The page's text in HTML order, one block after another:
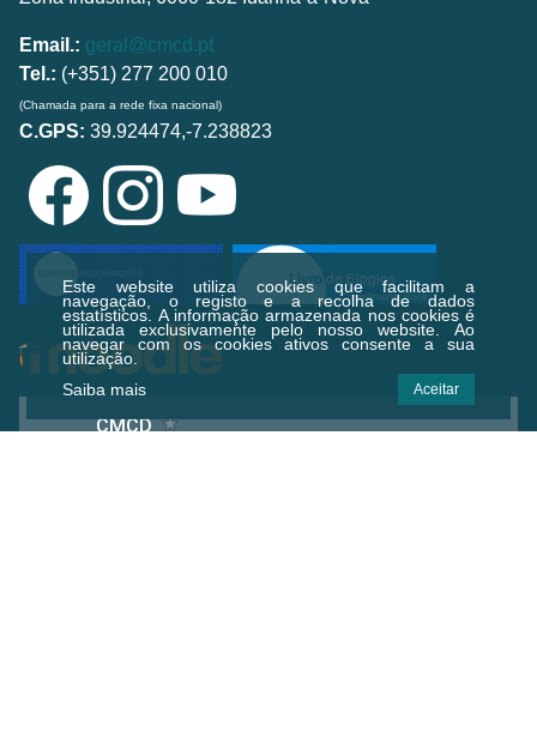
Este website utiliza cookies que facilitam a
navegação, o registo e a recolha de dados
estatísticos.A informação armazenada nos cookies é
utilizada exclusivamente pelo nosso website. Ao
navegar com os cookies ativos consente a sua
utilização.
Saiba mais
Aceitar
Email.: geral@cmcd.pt
Tel.: (+351) 277 200 010
(Chamada para a rede fixa nacional)
C.GPS: 39.924474,-7.238823